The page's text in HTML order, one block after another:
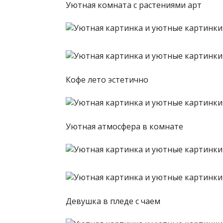
Уютная комната с растениями арт
Кофе лето эстетично
Уютная атмосфера в комнате
Девушка в пледе с чаем